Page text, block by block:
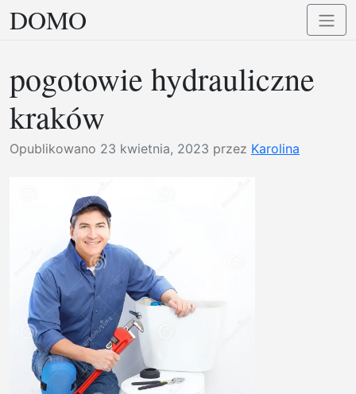
Przejdź
do
DOMO
pogotowie hydrauliczne
kraków
Opublikowano 23 kwietnia, 2023 przez Karolina